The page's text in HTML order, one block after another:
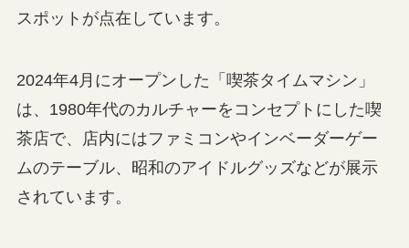
スポットが点在しています。
2024年4月にオープンした「喫茶タイムマシン」
は、1980年代のカルチャーをコンセプトにした喫
茶店で、店内にはファミコンやインベーダーゲー
ムのテーブル、昭和のアイドルグッズなどが展示
されています。